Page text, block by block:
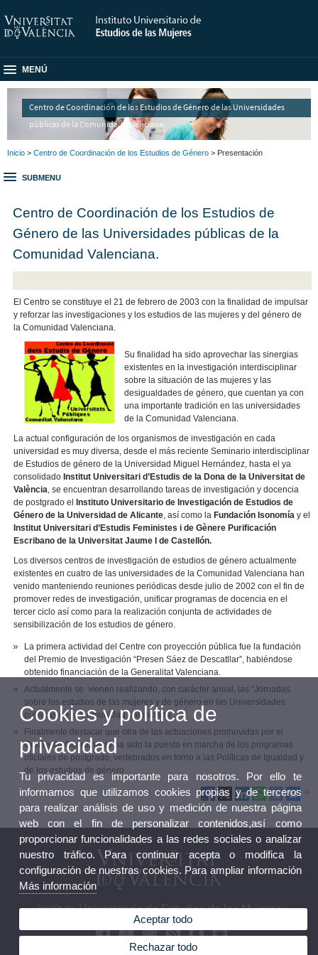
MENÚ
Centro de Coordinación de los Estudios de Género de las Universidades
públicas de la Comunidad Valenciana
Inicio > Centro de Coordinación de los Estudios de Género > Presentación
SUBMENU
Centro de Coordinación de los Estudios de
Género de las Universidades públicas de la
Comunidad Valenciana.
El Centro se constituye el 21 de febrero de 2003 con la finalidad de impulsar
y reforzar las investigaciones y los estudios de las mujeres y del género de
la Comunidad Valenciana.
Su finalidad ha sido aprovechar las sinergias
existentes en la investigación interdisciplinar
sobre la situación de las mujeres y las
desigualdades de género, que cuentan ya con
una importante tradición en las universidades
de la Comunidad Valenciana.
La actual configuración de los organismos de investigación en cada
universidad es muy diversa, desde el más reciente Seminario interdisciplinar
de Estudios de género de la Universidad Miguel Hernández, hasta el ya
consolidado Institut Universitari d’Estudis de la Dona de la Universitat de
València, se encuentran desarrollando tareas de investigación y docencia
de postgrado el
Instituto Universitario de Investigación de Estudios de
Género de la Universidad de Alicante, así como la Fundación Isonomía y el
Institut Universitari d’Estudis Feministes i de Gènere Purificación
Escribano de la Universitat Jaume I de Castellón.
Los diversos centros de investigación de estudios de género actualmente
existentes en cuatro de las universidades de la Comunidad Valenciana han
venido manteniendo reuniones periódicas desde julio de 2002 con el fin de
promover redes de investigación, unificar programas de docencia en el
tercer ciclo así como para la realización conjunta de actividades de
sensibilización de los estudios de género.
La primera actividad del Centre con proyección pública fue la fundación
del Premio de Investigación “Presen Sáez de Descatllar”, habiéndose
obtenido financiación de la Generalitat Valenciana.
Actualmente se vienen realizando, con carácter anual, las “Jornadas
sobre los estudios de las mujeres y de género en las Universidades
públicas de la Comunidad Valenciana”.
Finalmente destacar que otra de las actuaciones promovidas por el
Centre de Coordinació ha sido la puesta en marcha de los programas
oficiales de postgrado, vertebrados en torno a las Políticas de Igualdad y
de los estudios de género.
Instituto Universitario de Estudios de las Mujeres
Cookies y política de
privacidad
Tu privacidad es importante para nosotros. Por ello te
informamos que utilizamos cookies propias y de terceros
para realizar análisis de uso y medición de nuestra página
web con el fin de personalizar contenidos,así como
proporcionar funcionalidades a las redes sociales o analizar
nuestro tráfico. Para continuar acepta o modifica la
configuración de nuestras cookies. Para ampliar información
Más información
Aceptar todo
Rechazar todo